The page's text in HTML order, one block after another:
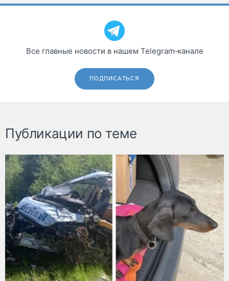
Все главные новости в нашем Telegram‑канале
ПОДПИСАТЬСЯ
Публикации по теме